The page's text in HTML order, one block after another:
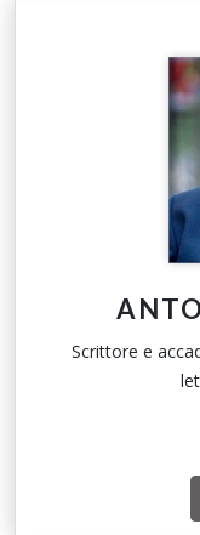
Scrittore e